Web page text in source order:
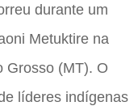
durante um
Metuktire na
Grosso (MT). O
líderes indígenas